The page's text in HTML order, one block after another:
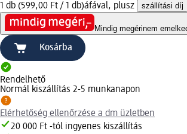
1 db (599,00 Ft / 1 db)áfával, plusz szállítási díj
Mindig megérinem
Kosárba
Rendelhető
Normál kiszállítás 2-5 munkanapon
Elérhetőség ellenőrzése a dm üzletben
20 000 Ft -tól ingyenes kiszállítás